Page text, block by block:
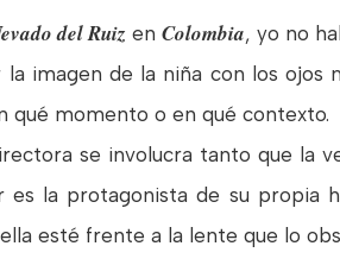
del Ruiz enColombia, yo no
imagen de la niña con los ojos
qué momento o en qué contexto.
se involucra tanto que la
es la protagonista de su propia
esté frente a la lente que lo